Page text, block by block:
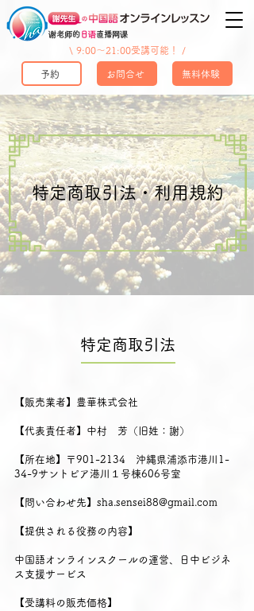
無料体験
予約 お問合せ
\ 9:00〜21:00受講可能！ /
谢老师的 日语直播网课
​特定商取引法・利用規約
特定商取引法
【販売業者】豊華株式会社
【代表責任者】中村 芳（旧姓：謝）
【所在地】〒901-2134 沖縄県浦添市港川1-
34-9サントピア港川１号棟606号室
【問い合わせ先】 sha.sensei88@gmail.com
【提供される役務の内容】
中国語オンラインスクールの運営、日中ビジネ
ス支援サービス
【受講料の販売価格】